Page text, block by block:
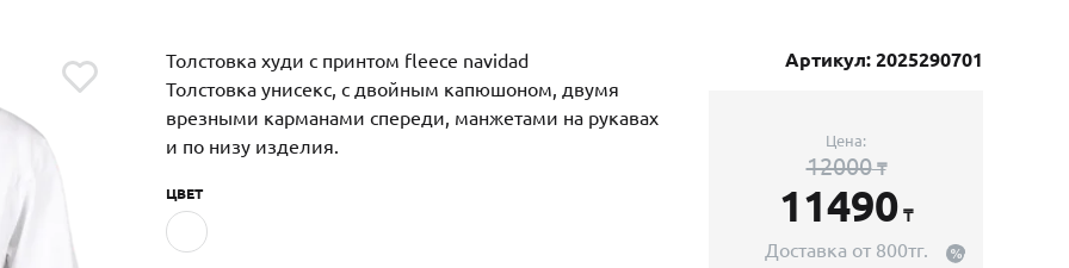
Толстовка худи с принтом fleece navidad
Толстовка унисекс, с двойным капюшоном, двумя
врезными карманами спереди, манжетами на рукавах
и по низу изделия.
ЦВЕТ
Артикул: 2025290701
Цена:
12000₸
11490 ₸
Доставка от 800тг.